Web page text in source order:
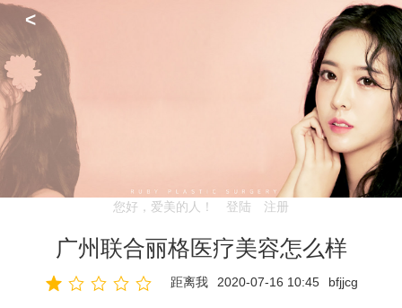
<
您好，爱美的人！ 登陆 注册
广州联合丽格医疗美容怎么样
距离我 2020-07-16 10:45 bfjjcg